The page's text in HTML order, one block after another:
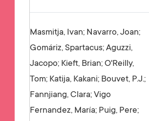
Masmitja, Ivan; Navarro, Joan;
Gomáriz, Spartacus; Aguzzi,
Jacopo; Kieft, Brian; O'Reilly,
Tom; Katija, Kakani; Bouvet, P.J.;
Fannjiang, Clara; Vigo
Fernandez, María; Puig, Pere;